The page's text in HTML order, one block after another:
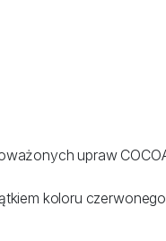
upraw
koloru